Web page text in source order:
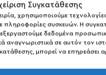
Συγκατάθεσης
χρησιμοποιούμε
συσκευών. Η
δεδομένα
αναγνωριστικά σε αυτόν τον
μπορεί να επηρεάσει